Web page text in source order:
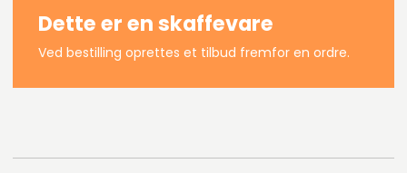
Dette er en skaffevare
Ved bestilling oprettes et tilbud fremfor en ordre.